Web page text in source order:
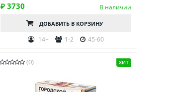
₽ 3730 В наличии
ДОБАВИТЬ В КОРЗИНУ
14+ 1-2 45-60
(0) ХИТ